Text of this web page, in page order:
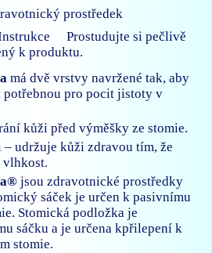
prostředek
Prostudujte si pečlivě
k produktu.
má dvě vrstvy navržené tak, aby
pro pocit jistoty v
kůži před výměšky ze stomie.
udržuje kůži zdravou tím, že
vlhkost.
jsou zdravotnické prostředky
sáček je určen k pasivnímu
Stomická podložka je
sáčku a je určena kpřilepení k
stomie.